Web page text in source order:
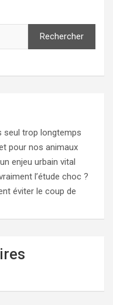
Rechercher
seul trop longtemps
pour nos animaux
enjeu urbain vital
l’étude choc ?
éviter le coup de